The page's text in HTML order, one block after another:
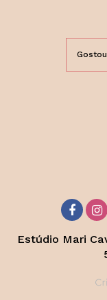
Estúdio Mari